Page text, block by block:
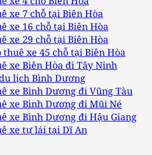
xe 7 chỗ tại Biên Hòa
xe 16 chỗ tại Biên Hòa
xe 29 chỗ tại Biên Hòa
thuê xe 45 chỗ tại Biên Hòa
xe Biên Hòa đi Tây Ninh
lịch Bình Dương
xe Bình Dương đi Vũng Tàu
xe Bình Dương đi Mũi Né
xe Bình Dương đi Hậu Giang
xe tự lái tại Dĩ An